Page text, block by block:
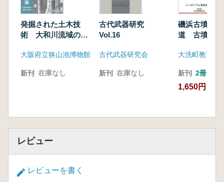
発掘された土木技
術 大和川流域の開
大阪府立狭山池博物館
新刊 在庫なし
古代武器研究
Vol.16
古代武器研究会
新刊 在庫なし
磯浜古墳群
道 古墳時代
発表資料集
大洗町教育委
新刊 2冊
1,650円
レビュー
レビューを書く